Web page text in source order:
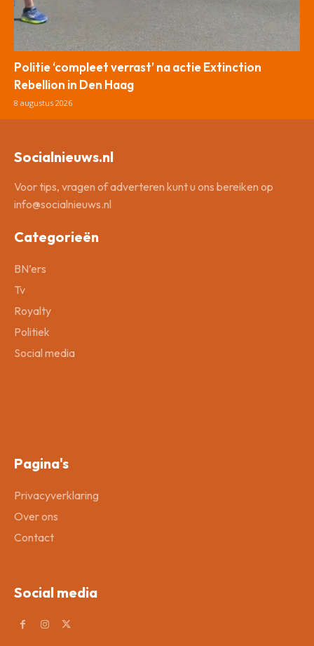
Politie ‘compleet verrast’ na actie Extinction
Rebellion in Den Haag
8 augustus 2026
Socialnieuws.nl
Voor tips, vragen of adverteren kunt u ons bereiken op
info@socialnieuws.nl
Categorieën
BN’ers
Tv
Royalty
Politiek
Social media
Pagina's
Privacyverklaring
Over ons
Contact
Social media